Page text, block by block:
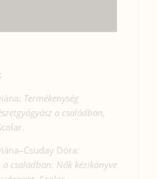
Termékenység
a családban,
Dóra:
a családban: Nők kézikönyve